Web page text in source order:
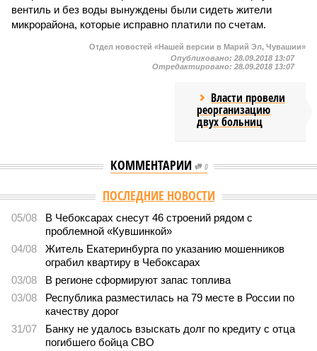
вентиль и без воды вынуждены были сидеть жители
микрорайона, которые исправно платили по счетам.
Отдел новостей «Нашей версии в Марий Эл, Чувашии»
Опубликовано: 28.09.2018 13:07
Отредактировано: 28.09.2018 13:07
Власти провели
реорганизацию
двух больниц
КОММЕНТАРИИ 0
Версия //Общество //
В регионе учреждены удостоверения мастеров
В регионе учреждены удостоверения мастеров спорта по
борьбе керешу
Заткнуть за пояс